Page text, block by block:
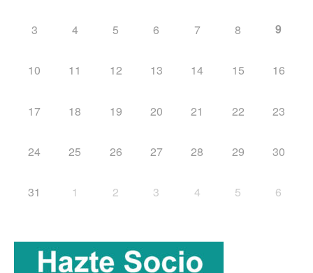
3 4 5 6 7 8 9
10 11 12 13 14 15 16
17 18 19 20 21 22 23
24 25 26 27 28 29 30
31 1 2 3 4 5 6